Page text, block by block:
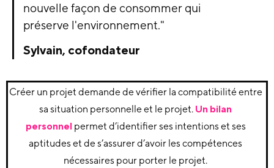
nouvelle façon de consommer qui
préserve l'environnement."
Sylvain, cofondateur
Créer un projet demande de vérifier la compatibilité entre
sa situation personnelle et le projet. Un bilan
personnelpermet d’identifier ses intentions et ses
aptitudes et de s’assurer d’avoir les compétences
nécessaires pour porter le projet.